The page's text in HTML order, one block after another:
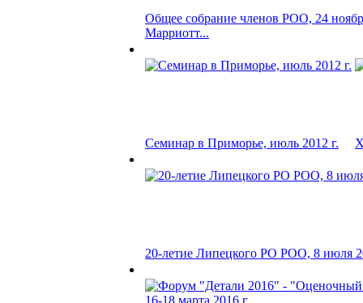
Общее собрание членов РОО, 24
Марриотт...
Семинар в Приморье, июль 2012 г.
20-летие Липецкого РО РОО, 8 июля